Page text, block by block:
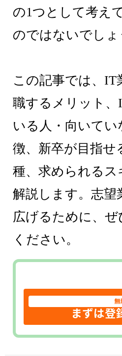
の1つとして考え
のではないでしょ
この記事では、IT
職するメリット、
いる人・向いてい
徴、新卒が目指せ
種、求められるス
解説します。志望
広げるために、ぜ
ください。
無
まずは登